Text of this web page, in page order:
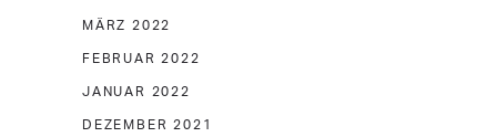
MÄRZ 2022
FEBRUAR 2022
JANUAR 2022
DEZEMBER 2021